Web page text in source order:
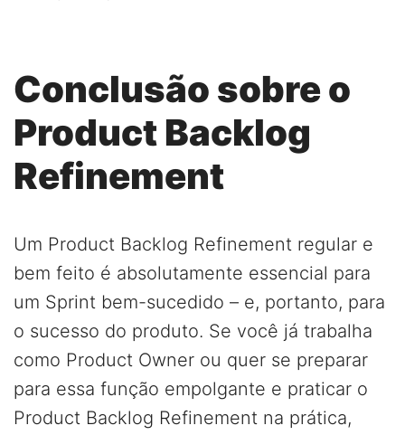
Conclusão sobre o
Product Backlog
Refinement
Um Product Backlog Refinement regular e
bem feito é absolutamente essencial para
um Sprint bem-sucedido – e, portanto, para
o sucesso do produto. Se você já trabalha
como Product Owner ou quer se preparar
para essa função empolgante e praticar o
Product Backlog Refinement na prática,